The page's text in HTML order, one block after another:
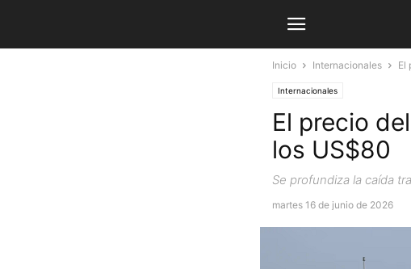
Inicio Internacionales El
Internacionales
El precio
los US$80
Se profundiza la caída
martes 16 de junio de 2026